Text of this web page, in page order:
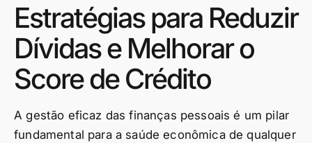
Estratégias para Reduzir
Dívidas e Melhorar o
Score de Crédito
A gestão eficaz das finanças pessoais é um pilar
fundamental para a saúde econômica de qualquer